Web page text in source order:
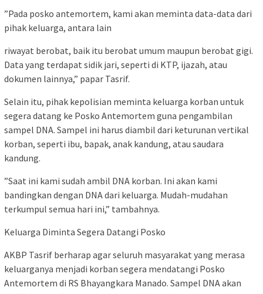
​”Pada posko antemortem, kami akan meminta data-data dari
pihak keluarga, antara lain
riwayat berobat, baik itu berobat umum maupun berobat gigi.
Data yang terdapat sidik jari, seperti di KTP, ijazah, atau
dokumen lainnya,” papar Tasrif.
​Selain itu, pihak kepolisian meminta keluarga korban untuk
segera datang ke Posko Antemortem guna pengambilan
sampel DNA. Sampel ini harus diambil dari keturunan vertikal
korban, seperti ibu, bapak, anak kandung, atau saudara
kandung.
​”Saat ini kami sudah ambil DNA korban. Ini akan kami
bandingkan dengan DNA dari keluarga. Mudah-mudahan
terkumpul semua hari ini,” tambahnya.
​Keluarga Diminta Segera Datangi Posko
​AKBP Tasrif berharap agar seluruh masyarakat yang merasa
keluarganya menjadi korban segera mendatangi Posko
Antemortem di RS Bhayangkara Manado. Sampel DNA akan